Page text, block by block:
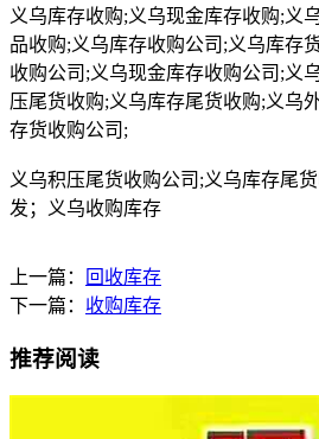
义乌库存收购;义乌现金库存收购;义
品收购;义乌库存收购公司;义乌库存
收购公司;义乌现金库存收购公司;义
压尾货收购;义乌库存尾货收购;义乌
存货收购公司;
义乌积压尾货收购公司;义乌库存尾
发；义乌收购库存
上一篇：
回收库存
下一篇： 收购库存
推荐阅读